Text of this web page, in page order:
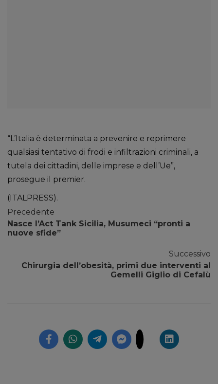
“L’Italia è determinata a prevenire e reprimere
qualsiasi tentativo di frodi e infiltrazioni criminali, a
tutela dei cittadini, delle imprese e dell’Ue”,
prosegue il premier.
(ITALPRESS).
Precedente
Nasce l’Act Tank Sicilia, Musumeci “pronti a
nuove sfide”
Successivo
Chirurgia dell’obesità, primi due interventi al
Gemelli Giglio di Cefalù